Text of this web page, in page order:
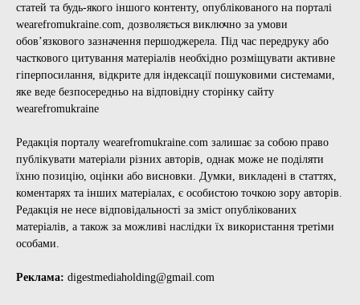
статей та будь-якого іншого контенту, опублікованого на порталі
wearefromukraine.com, дозволяється виключно за умови
обов’язкового зазначення першоджерела. Під час передруку або
часткового цитування матеріалів необхідно розміщувати активне
гіперпосилання, відкрите для індексації пошуковими системами,
яке веде безпосередньо на відповідну сторінку сайту
wearefromukraine
Редакція порталу wearefromukraine.com залишає за собою право
публікувати матеріали різних авторів, однак може не поділяти
їхню позицію, оцінки або висновки. Думки, викладені в статтях,
коментарях та інших матеріалах, є особистою точкою зору авторів.
Редакція не несе відповідальності за зміст опублікованих
матеріалів, а також за можливі наслідки їх використання третіми
особами.
Реклама: digestmediaholding@gmail.com